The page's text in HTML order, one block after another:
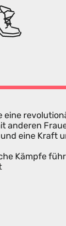
eine
anderen
eine Kraft
Kämpfe